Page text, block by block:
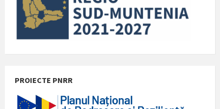
PROIECTE PNRR